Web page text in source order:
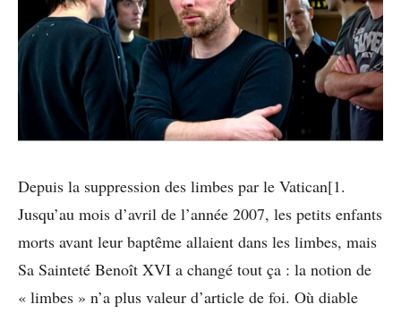
Depuis la suppression des limbes par le Vatican[1.
Jusqu’au mois d’avril de l’année 2007, les petits enfants
morts avant leur baptême allaient dans les limbes, mais
Sa Sainteté Benoît XVI a changé tout ça : la notion de
« limbes » n’a plus valeur d’article de foi. Où diable